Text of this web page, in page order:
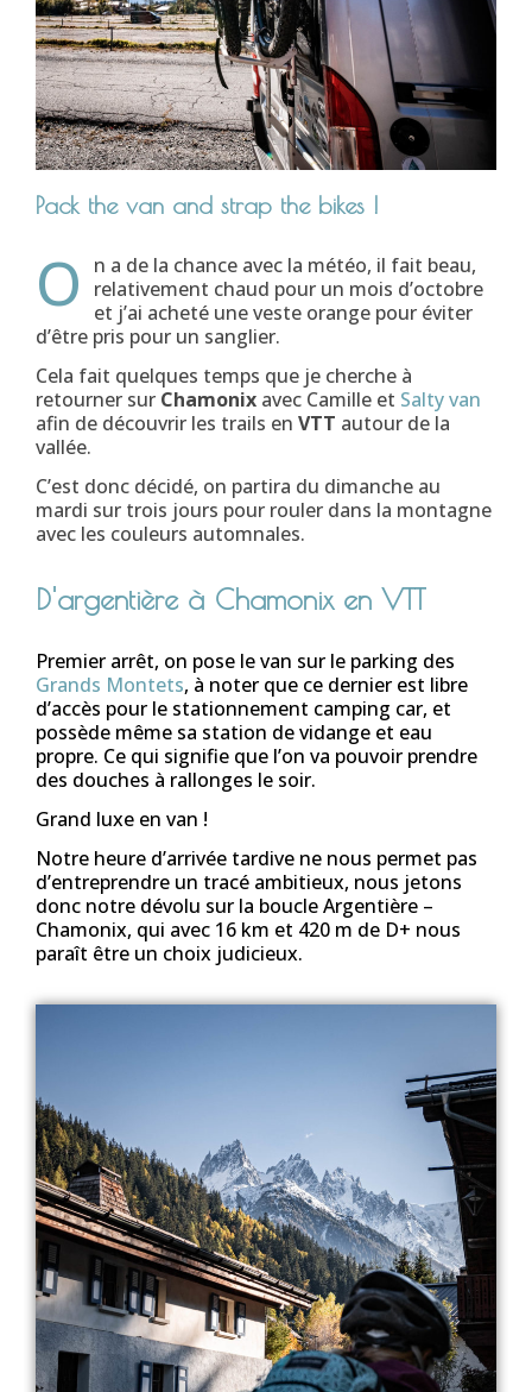
Pack the van and strap the bikes !
O
n a de la chance avec la météo, il fait beau,
relativement chaud pour un mois d’octobre
et j’ai acheté une veste orange pour éviter
d’être pris pour un sanglier.
Cela fait quelques temps que je cherche à
retourner sur Chamonix avec Camille et Salty van
afin de découvrir les trails en VTT autour de la
vallée.
C’est donc décidé, on partira du dimanche au
mardi sur trois jours pour rouler dans la montagne
avec les couleurs automnales.
D'argentière à Chamonix en VTT
Premier arrêt, on pose le van sur le parking des
Grands Montets, à noter que ce dernier est libre
d’accès pour le stationnement camping car, et
possède même sa station de vidange et eau
propre. Ce qui signifie que l’on va pouvoir prendre
des douches à rallonges le soir.
Grand luxe en van !
Notre heure d’arrivée tardive ne nous permet pas
d’entreprendre un tracé ambitieux, nous jetons
donc notre dévolu sur la boucle Argentière –
Chamonix, qui avec 16 km et 420 m de D+ nous
paraît être un choix judicieux.